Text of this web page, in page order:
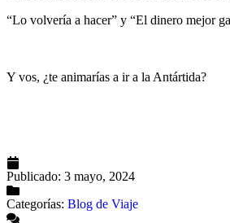
“Lo volvería a hacer” y “El dinero mejor
Y vos, ¿te animarías a ir a la Antártida?
Publicado: 3 mayo, 2024
Categorías: Blog de Viaje